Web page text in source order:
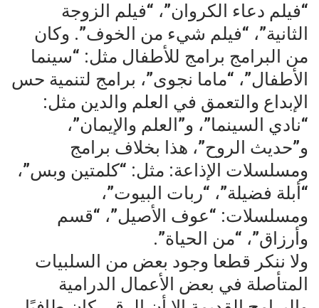
“فيلم دعاء الكروان”، “فيلم الزوجة
الثانية”، “فيلم شيء من الخوف”. وكان
من البرامج برامج للأطفال مثل: “سينما
الأطفال”، “ماما نجوى”، برامج لتنمية حس
الإبداع والتعمق في العلم والدين مثل:
“نادي السينما”، و”العلم والإيمان”،
و”حديث الروح”، هذا بخلاف برامج
ومسلسلات الإذاعة: مثل: “كلمتين وبس”،
“أبلة فضيلة”، “ربات البيوت”،
ومسلسلات: “عوف الأصيل”، “قسم
وأرزاق”، “من الحياة”.
ولا ننكر قطعا وجود بعض من السلبيات
المتأصلة في بعض الأعمال الدرامية